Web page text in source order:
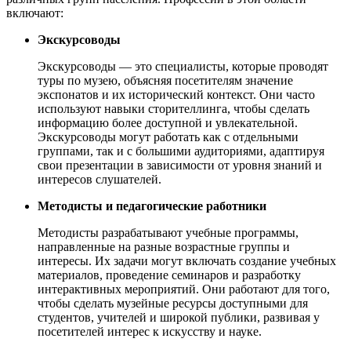
включают:
Экскурсоводы
Экскурсоводы — это специалисты, которые проводят
туры по музею, объясняя посетителям значение
экспонатов и их исторический контекст. Они часто
используют навыки сторителлинга, чтобы сделать
информацию более доступной и увлекательной.
Экскурсоводы могут работать как с отдельными
группами, так и с большими аудиториями, адаптируя
свои презентации в зависимости от уровня знаний и
интересов слушателей.
Методисты и педагогические работники
Методисты разрабатывают учебные программы,
направленные на разные возрастные группы и
интересы. Их задачи могут включать создание учебных
материалов, проведение семинаров и разработку
интерактивных мероприятий. Они работают для того,
чтобы сделать музейные ресурсы доступными для
студентов, учителей и широкой публики, развивая у
посетителей интерес к искусству и науке.